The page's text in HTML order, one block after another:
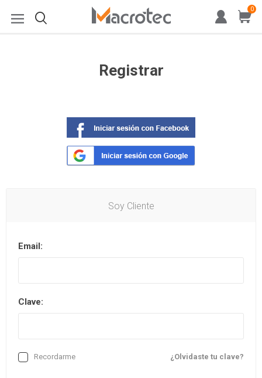
0
Registrar
Soy Cliente
Email:
Clave:
¿Olvidaste tu clave?
Recordarme